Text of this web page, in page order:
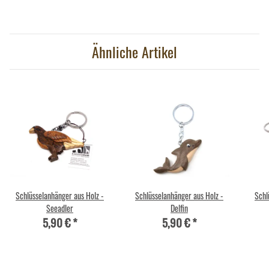
Ähnliche Artikel
Schlüsselanhänger aus Holz -
Seeadler
5,90 €*
Schlüsselanhänger aus Holz -
Delfin
5,90 €*